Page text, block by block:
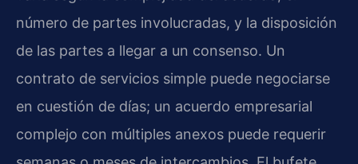
número de partes involucradas, y la disposición
de las partes a llegar a un consenso. Un
contrato de servicios simple puede negociarse
en cuestión de días; un acuerdo empresarial
complejo con múltiples anexos puede requerir